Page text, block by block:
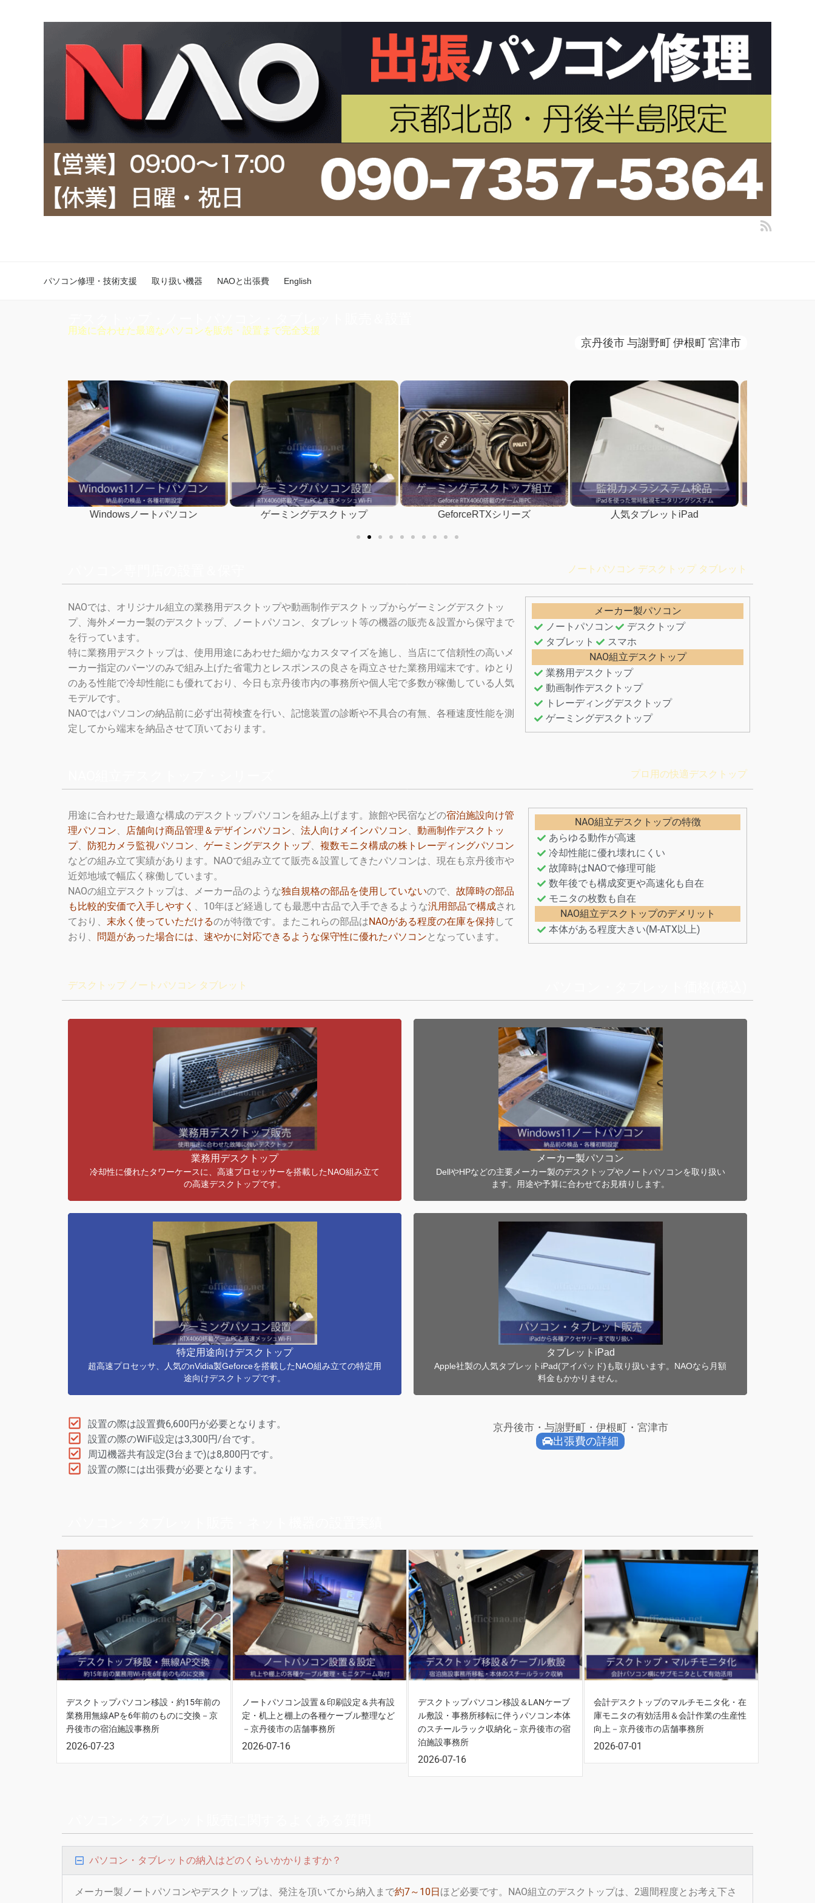
パソコン修理・技術支援 取り扱い機器 NAOと出張費 English
用途に合わせた最適なパソコンを販売・設置まで完全支援
京丹後市 与謝野町 伊根町 宮津市
ゲーミングデスクトップ GeforceRTXシリーズ 人気タブレットiPad 業務用デスクトップ設置
ノートパソコン デスクトップ タブレット
NAOでは、オリジナル組立の業務用デスクトップや動画制作デスクトップからゲーミングデスクトッ
プ、海外メーカー製のデスクトップ、ノートパソコン、タブレット等の機器の販売＆設置から保守まで
を行っています。
特に業務用デスクトップは、使用用途にあわせた細かなカスタマイズを施し、当店にて信頼性の高いメ
ーカー指定のパーツのみで組み上げた省電力とレスポンスの良さを両立させた業務用端末です。ゆとり
のある性能で冷却性能にも優れており、今日も京丹後市内の事務所や個人宅で多数が稼働している人気
モデルです。
NAOではパソコンの納品前に必ず出荷検査を行い、記憶装置の診断や不具合の有無、各種速度性能を測
定してから端末を納品させて頂いております。
メーカー製パソコン
ノートパソコン
デスクトップ
タブレット
スマホ
NAO組立デスクトップ
業務用デスクトップ
動画制作デスクトップ
トレーディングデスクトップ
ゲーミングデスクトップ
プロ用の快適デスクトップ
用途に合わせた最適な構成のデスクトップパソコンを組み上げます。旅館や民宿などの宿泊施設向け管
理パソコン、 店舗向け商品管理＆デザインパソコン、 法人向けメインパソコン、 動画制作デスクトッ
プ、 防犯カメラ監視パソコン、 ゲーミングデスクトップ、 複数モニタ構成の株トレーディングパソコン
などの組み立て実績があります。NAOで組み立てて販売＆設置してきたパソコンは、現在も京丹後市や
近郊地域で幅広く稼働しています。
NAOの組立デスクトップは、メーカー品のような独自規格の部品を使用していないので、 故障時の部品
も比較的安価で入手しやすく 、10年ほど経過しても最悪中古品で入手できるような汎用部品で構成され
ており、 末永く使っていただけるのが特徴です。またこれらの部品はNAOがある程度の在庫を保持して
おり、
問題があった場合には、速やかに対応できるような保守性に優れたパソコン となっています。
NAO組立デスクトップの特徴
あらゆる動作が高速
冷却性能に優れ壊れにくい
故障時はNAOで修理可能
数年後でも構成変更や高速化も自在
モニタの枚数も自在
NAO組立デスクトップのデメリット
本体がある程度大きい(M-ATX以上)
デスクトップ ノートパソコン タブレット
業務用デスクトップ
冷却性に優れたタワーケースに、高速プロセッサーを搭載したNAO組み立て
の高速デスクトップです。
業務用デスクトップ(本体)
【GS】6C/メモリ16GB
【GM】8C/メモリ32GB
圧倒的なパフォーマンスと省電力を兼ね備えた、メーカー指定の部
品のみで構成・組み立てされたNAO組み立てのオリジナルパソコン
です。性能・価格は数ヶ月毎に変更となります。現在も京丹後市内
の多くの事業所で数十台が稼働している長持ちする人気モデルで
メーカー製パソコン
DellやHPなどの主要メーカー製のデスクトップやノートパソコンを取り扱い
ます。用途や予算に合わせてお見積りします。
メーカー製パソコン価格
[デスクトップ・本体のみ]
【DeskS】Home/4C/メモリ8GB/250GB
[ノートパソコン]
【NoteS】Home/4C/8GB/250GB/15型
【NoteM】Home/6C/8GB/250GB/15型
数多くのメーカー製パソコンから、予算内で最適な性能であり長持
ちしそうなモデルをNAOが選定して販売・設置します。保守もNAO
にお任せ下さい。
特定用途向けデスクトップ
超高速プロセッサ、人気のnVidia製Geforceを搭載したNAO組み立ての特定用
途向けデスクトップです。
特定用途向けデスクトップ(本体)
[ゲーミング・23型モニタ付]
【GMS-75Hz】8C/32GB/1.5TB/GTX
【GMM-144Hz】8C/32GB/1.5TB/RTX
[Youtube動画制作・27型モニタ付]
【MS】8C/64GB/7.5TB/RTX
[株FXトレーディング・23型3枚モニタ付]
【TS】8C/32GB/1.5TB/RTX
タブレットiPad
Apple社製の人気タブレットiPad(アイパッド)も取り扱います。NAOなら月額
料金もかかりません。
タブレット・iPad
【iPad/4G】iOS
WiFi版は月額料金無しに事務所やご家庭のWiFiで無料利用できま
す。4G版はSIMカードを別途契約頂く必要がございます。
設置の際は設置費6,600円が必要となります。
設置の際のWiFi設定は3,300円/台です。
周辺機器共有設定(3台まで)は8,800円です。
設置の際には出張費が必要となります。
京丹後市・与謝野町・伊根町・宮津市
出張費の詳細
デスクトップパソコン移設・約15年前の
業務用無線APを6年前のものに交換－京
丹後市の宿泊施設事務所
2026-07-23
ノートパソコン設置＆印刷設定＆共有設
定・机上と棚上の各種ケーブル整理など
－京丹後市の店舗事務所
2026-07-16
デスクトップパソコン移設＆LANケーブ
ル敷設・事務所移転に伴うパソコン本体
のスチールラック収納化－京丹後市の宿
泊施設事務所
2026-07-16
会計デスクトップのマルチモニタ化・在
庫モニタの有効活用＆会計作業の生産性
向上－京丹後市の店舗事務所
2026-07-01
パソコン・タブレットの納入はどのくらいかかりますか？
メーカー製ノートパソコンやデスクトップは、発注を頂いてから納入まで約7～10日ほど必要です。NAO組立のデスクトップは、2週間程度とお考え下さ